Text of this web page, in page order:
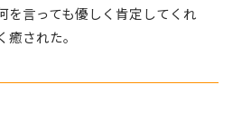
を言っても優しく肯定してくれ
癒された。